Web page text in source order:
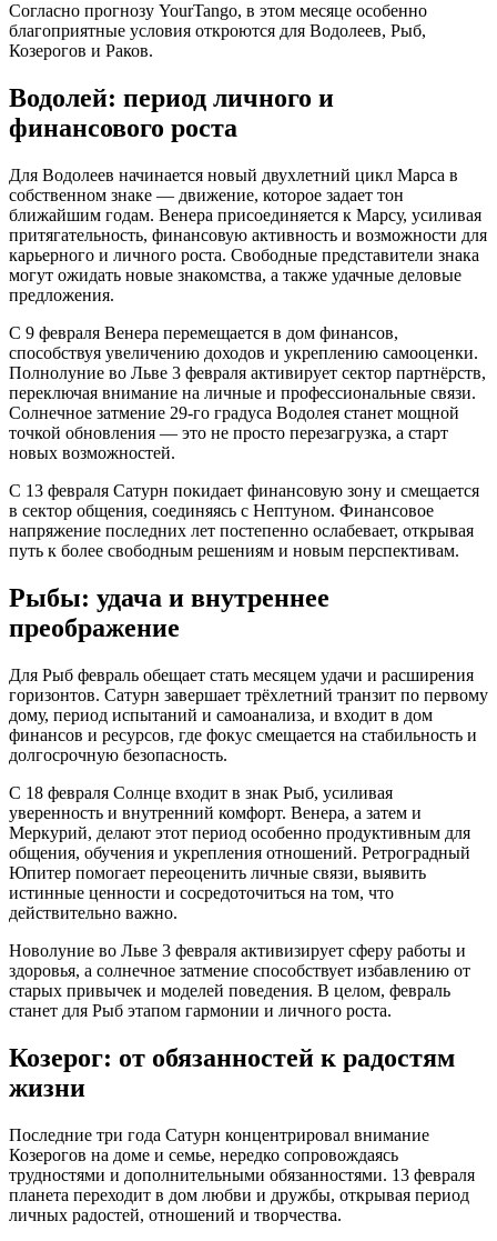
Согласно прогнозу YourTango, в этом месяце особенно
благоприятные условия откроются для Водолеев, Рыб,
Козерогов и Раков.
Водолей: период личного и
финансового роста
Для Водолеев начинается новый двухлетний цикл Марса в
собственном знаке — движение, которое задает тон
ближайшим годам. Венера присоединяется к Марсу, усиливая
притягательность, финансовую активность и возможности для
карьерного и личного роста. Свободные представители знака
могут ожидать новые знакомства, а также удачные деловые
предложения.
С 9 февраля Венера перемещается в дом финансов,
способствуя увеличению доходов и укреплению самооценки.
Полнолуние во Льве 3 февраля активирует сектор партнёрств,
переключая внимание на личные и профессиональные связи.
Солнечное затмение 29-го градуса Водолея станет мощной
точкой обновления — это не просто перезагрузка, а старт
новых возможностей.
С 13 февраля Сатурн покидает финансовую зону и смещается
в сектор общения, соединяясь с Нептуном. Финансовое
напряжение последних лет постепенно ослабевает, открывая
путь к более свободным решениям и новым перспективам.
Рыбы: удача и внутреннее
преображение
Для Рыб февраль обещает стать месяцем удачи и расширения
горизонтов. Сатурн завершает трёхлетний транзит по первому
дому, период испытаний и самоанализа, и входит в дом
финансов и ресурсов, где фокус смещается на стабильность и
долгосрочную безопасность.
С 18 февраля Солнце входит в знак Рыб, усиливая
уверенность и внутренний комфорт. Венера, а затем и
Меркурий, делают этот период особенно продуктивным для
общения, обучения и укрепления отношений. Ретроградный
Юпитер помогает переоценить личные связи, выявить
истинные ценности и сосредоточиться на том, что
действительно важно.
Новолуние во Льве 3 февраля активизирует сферу работы и
здоровья, а солнечное затмение способствует избавлению от
старых привычек и моделей поведения. В целом, февраль
станет для Рыб этапом гармонии и личного роста.
Козерог: от обязанностей к радостям
жизни
Последние три года Сатурн концентрировал внимание
Козерогов на доме и семье, нередко сопровождаясь
трудностями и дополнительными обязанностями. 13 февраля
планета переходит в дом любви и дружбы, открывая период
личных радостей, отношений и творчества.